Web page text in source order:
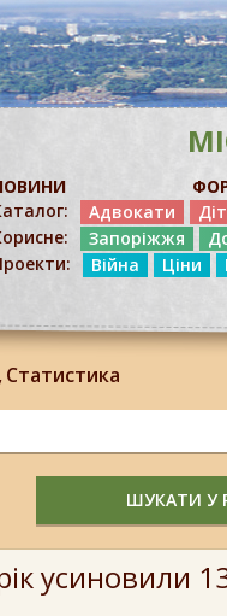
Адвокати
Запоріжжя
Війна Ціни
,Статистика
ШУКАТИ У
усиновили